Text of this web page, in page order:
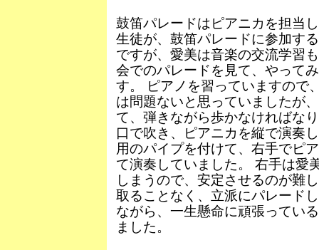
鼓笛パレードはピアニカを担当
生徒が、鼓笛パレードに参加す
ですが、愛美は音楽の交流学習
会でのパレードを見て、やって
す。 ピアノを習っていますので
は問題ないと思っていましたが
て、弾きながら歩かなければな
口で吹き、ピアニカを縦で演奏
用のパイプを付けて、右手でピ
て演奏していました。 右手は愛
しまうので、安定させるのが難
取ることなく、立派にパレード
ながら、一生懸命に頑張ってい
ました。